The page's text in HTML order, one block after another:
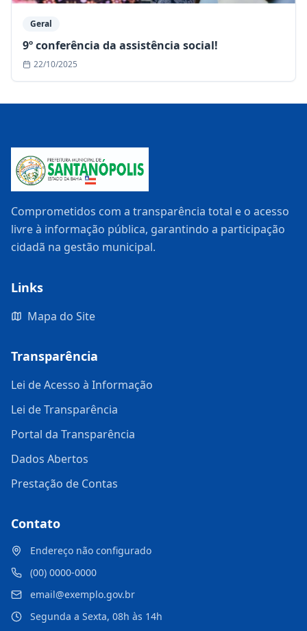
Geral
9º conferência da assistência social!
22/10/2025
Comprometidos com a transparência total e o acesso
livre à informação pública, garantindo a participação
cidadã na gestão municipal.
Links
Mapa do Site
Transparência
Lei de Acesso à Informação
Lei de Transparência
Portal da Transparência
Dados Abertos
Prestação de Contas
Contato
Endereço não configurado
(00) 0000-0000
email@exemplo.gov.br
Segunda a Sexta, 08h às 14h